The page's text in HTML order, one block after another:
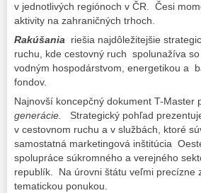
v jednotlivých regiónoch v ČR. Česi
aktivity na zahraničných trhoch.
Rakúšania riešia najdôležitejšie
ruchu, kde cestovný ruch spolunažíva
vodným hospodárstvom, energetikou a
fondov.
Najnovší koncepčný dokument T-
generácie.
Strategický pohľad
v cestovnom ruchu a v službách, ktoré
samostatná marketingová inštitúcia
spolupráce súkromného a verejného
republík. Na úrovni štátu veľmi precízne
tematickou ponukou.